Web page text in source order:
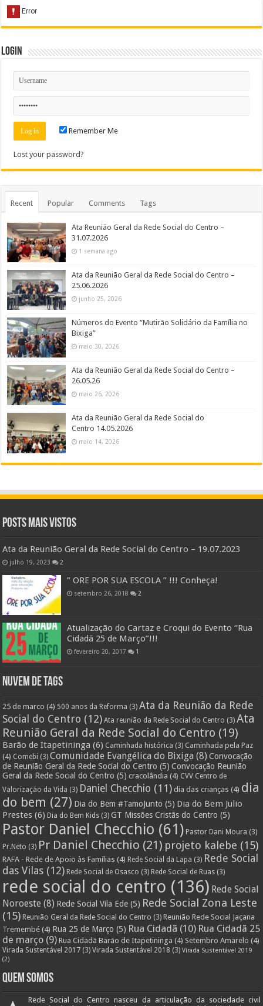
Login
Remember Me
Lost your password?
Recent Popular Comments Tags
Ata Reunião Geral da Rede Social do Centro –
31.07.2026
1 semana ago
Ata da Reunião Geral da Rede Social do Centro –
25.06.2026
junho 25, 2026
Números do Evento “Mutirão Solidário da Família no
Bixiga”
maio 30, 2026
Ata da Reunião Geral da Rede Social do Centro –
26.05.26
maio 26, 2026
Ata da Reunião Geral da Rede Social do
Centro 14.05.2026
maio 14, 2026
Posts Mais Vistos
Ata da Reunião Geral da Rede Social do Centro – 19.07.2023
julho 19, 2023 2
” ORE POR SUA ESCOLA ” !!! Conheça!
setembro 26, 2018 2
Atualização do Cartaz e Croqui do Evento “Rua
Cidadã 25 de Março”!!!
fevereiro 20, 2017 1
Nuvem de Tags
25 de marco (4) 500 anos da Reforma (3) Ata da Reunião da Rede
Social do Centro (12) Ata reunião da Rede Social do Centro (3) Ata
Reunião Geral da Rede Social do Centro (19)
Barão de Itapetininga (6) Caminhada histórica (3) Caminhada pela Paz
(4) Comebi (3) Comunidade Evangélica do Bixiga (8) Convocação
de Reunião Geral da Rede Social do Centro (5) Convocação Reunião
Geral da Rede Social do Centro (5) cracolândia (4) CVV Centro de
Valorização da Vida (3) Daniel Checchio (11) dia das crianças (4) dia
do bem (27) Dia do Bem #TamoJunto (5) Dia do Bem Julio
Prestes (6) Dia do Bem Kids (3) GT Missões Cristãs do Centro (5)
Pastor Daniel Checchio (61) Pastor Dani Moura (3)
Pr.Neto (3) Pr Daniel Checchio (21) projeto kalebe (15)
RAFA - Rede de Apoio às Famílias (4) Rede Social da Lapa (3) Rede Social
das Vilas (12) Rede Social de Osasco (3) Rede Social de Ruas (3)
rede social do centro (136) Rede Social
Noroeste (8) Rede Social Vila Ede (5) Rede Social Zona Leste
(15) Reunião Geral da Rede Social do Centro (3) Reunião Rede Social Jaçana
Tremembé (4) Rua 25 de Março (5) Rua Cidadã (10) Rua Cidadã 25
de março (9) Rua Cidadã Barão de Itapetininga (4) Setembro Amarelo (4)
Virada Sustentável 2017 (3) Virada Sustentável 2018 (3) Virada Sustentável 2019
(2)
Quem Somos
Rede Social do Centro nasceu da articulação da sociedade civil